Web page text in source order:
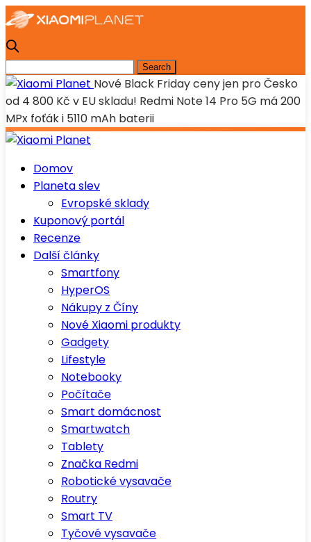
Nové Black Friday ceny jen pro Česko
od 4 800 Kč v EU skladu! Redmi Note 14 Pro 5G má 200
MPx foťák i 5110 mAh baterii
Domov
Planeta slev
Evropské sklady
Kuponový portál
Recenze
Další články
Smartfony
HyperOS
Nákupy z Číny
Nové Xiaomi produkty
Gadgety
Lifestyle
Notebooky
Počítače
Smart domácnost
Smartwatch
Tablety
Značka Redmi
Robotické vysavače
Routry
Smart TV
Tyčové vysavače